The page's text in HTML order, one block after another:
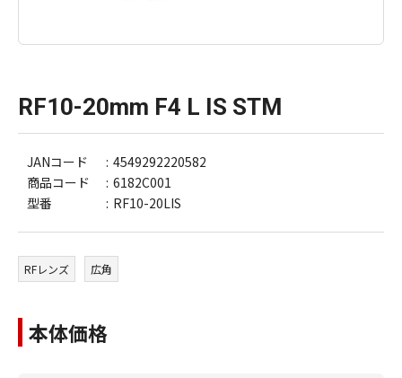
RF10-20mm F4 L IS STM
JANコード
4549292220582
商品コード
6182C001
型番
RF10-20LIS
RFレンズ 広角
本体価格